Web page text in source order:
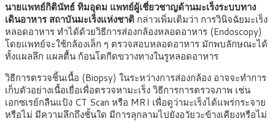
นายแพทย์กิตินัทธ์ ทิมอุดม แพทย์ผู้เชี่ยวชาญด้านมะเร็งระบบทาง
เดินอาหาร สถาบันมะเร็งแห่งชาติ กล่าวเพิ่มเติมว่า การวินิจฉัยมะเร็ง
หลอดอาหาร ทำได้ด้วยวิธีการส่องกล้องหลอดอาหาร (Endoscopy)
โดยแพทย์จะใช้กล้องเล็ก ๆ ตรวจสอบหลอดอาหาร มักพบลักษณะได้
ทั้งแผลลึก แผลตื้น ก้อนโตกีดขวางทางในรูหลอดอาหาร
วิธีการตรวจชิ้นเนื้อ (Biopsy) ในระหว่างการส่องกล้อง อาจจะทำการ
เก็บตัวอย่างเนื้อเยื่อเพื่อตรวจหามะเร็ง วิธีการการตรวจภาพ เช่น
เอกซเรย์กลืนแป้ง CT Scan หรือ MRI เพื่อดูว่ามะเร็งได้แพร่กระจาย
หรือไม่ มีความลึกถึงชั้นใด มีการลุกลามไปยังอวัยวะข้างเคียงหรือไม่